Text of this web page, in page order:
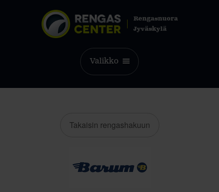
Rengasnuora
Jyväskylä
Valikko
Takaisin rengashakuun